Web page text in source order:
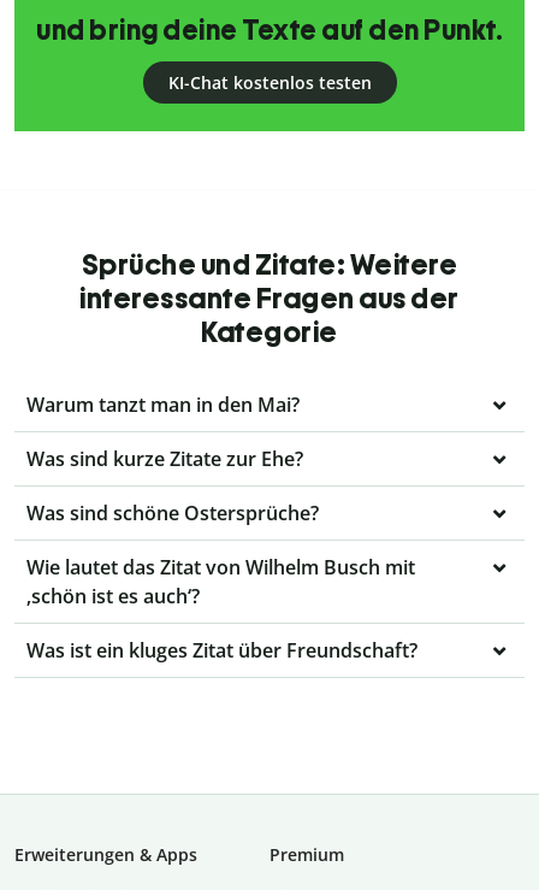
und bring deine Texte auf den Punkt.
KI-Chat kostenlos testen
Sprüche und Zitate: Weitere
interessante Fragen aus der
Kategorie
Warum tanzt man in den Mai?
Was sind kurze Zitate zur Ehe?
Was sind schöne Ostersprüche?
Wie lautet das Zitat von Wilhelm Busch mit
‚schön ist es auch‘?
Was ist ein kluges Zitat über Freundschaft?
Erweiterungen & Apps
Premium